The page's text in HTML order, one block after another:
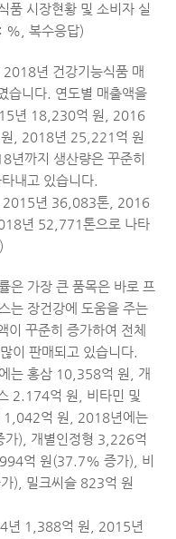
품 시장현황 및 소비자 실
%, 복수응답)
년 건강기능식품 매
니다. 연도별 매출액을
년 18,230억 원, 2016
, 2018년 25,221억 원
년까지 생산량은 꾸준히
내고 있습니다.
2015년 36,083톤, 2016
년 52,771톤으로 나타
은 가장 큰 품목은 바로 프
는 장건강에 도움을 주는
꾸준히 증가하여 전체
이 판매되고 있습니다.
는 홍삼 10,358억 원, 개
2.174억 원, 비타민 및
1,042억 원, 2018년에는
), 개별인정형 3,226억
억 원(37.7% 증가), 비
), 밀크씨슬 823억 원
년 1,388억 원, 2015년